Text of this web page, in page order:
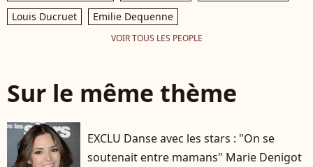
Louis Ducruet
Emilie Dequenne
VOIR TOUS LES PEOPLE
Sur le même thème
EXCLU Danse avec les stars : "On se
soutenait entre mamans" Marie Denigot